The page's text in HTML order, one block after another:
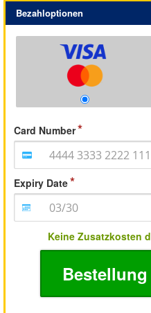
Bezahloptionen
Card Number
Expiry Date
Keine Zusatzkosten